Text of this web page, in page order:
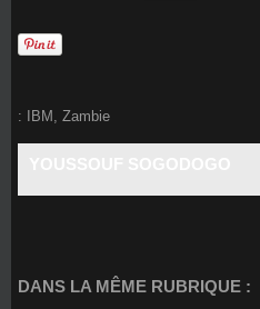
: IBM Zambie
DANS LA MÊME RUBRIQUE :